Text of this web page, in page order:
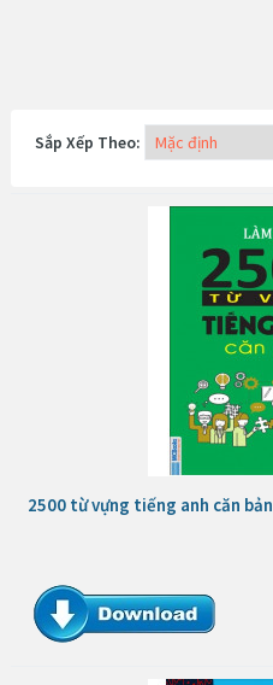
Sắp Xếp Theo:
2500 từ vựng tiếng anh căn bản